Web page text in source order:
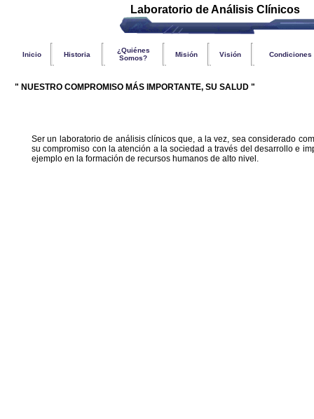
Laboratorio de Análisis Clínicos
Inicio Historia
¿Quiénes
Somos?
Misión Visión Condiciones
" NUESTRO COMPROMISO MÁS IMPORTANTE, SU SALUD "
Ser un laboratorio de análisis clínicos que, a la vez, sea considerado
su compromiso con la atención a la sociedad a través del desarrollo e
ejemplo en la formación de recursos humanos de alto nivel.